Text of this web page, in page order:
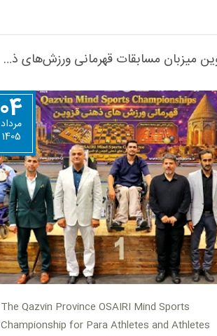
قزوین میزبان مسابقات قهرمانی ورزش‌های ذهنی او-اسپرت ویژه توان‌یابان
04
مرداد
1405
The Qazvin Province OSAIRI Mind Sports
Championship for Para Athletes and Athletes